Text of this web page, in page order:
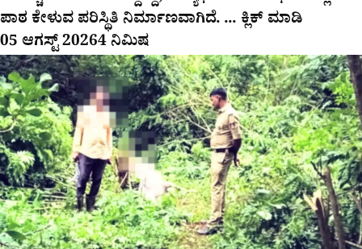
ಪಾಠ ಕೇಳುವ ಪರಿಸ್ಥಿತಿ ನಿರ್ಮಾಣವಾಗಿದೆ. ... ಕ್ಲಿಕ್ ಮಾಡಿ
05 ಆಗಸ್ಟ್ 20264 ನಿಮಿಷ